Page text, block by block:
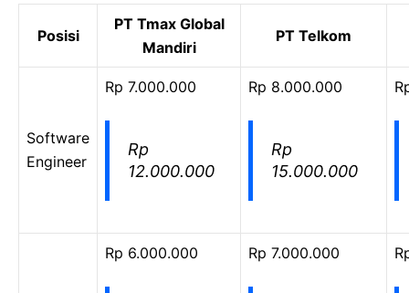
Posisi
PT Tmax Global
Mandiri
PT Telkom
Software
Engineer
Rp 7.000.000
Rp
12.000.000
Rp 8.000.000
Rp
15.000.000
Rp 6.000.000 Rp 7.000.000